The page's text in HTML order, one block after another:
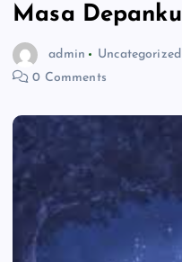
Masa Depanku
admin Uncategorized
0 Comments